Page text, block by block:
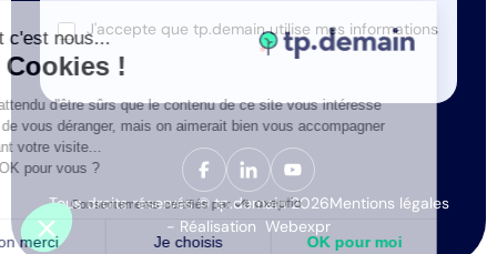
Section
J'accepte que tp.demain utilise mes informations
*
Tous droits réservés © tp.demain 2026Mentions légales
- Réalisation Webexpr
Salut c'est nous...
les Cookies !
On a attendu d'être sûrs que le contenu de ce site vous intéresse
avant de vous déranger, mais on aimerait bien vous accompagner
pendant votre visite...
C'est OK pour vous ?
Consentements certifiés par
Non merci Je choisis OK pour moi